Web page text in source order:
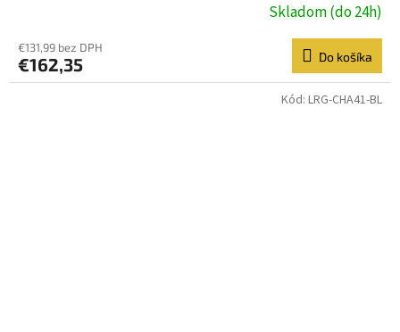
Skladom (do 24h)
€131,99 bez DPH
€162,35 Do košíka
Kód: LRG-CHA41-BL